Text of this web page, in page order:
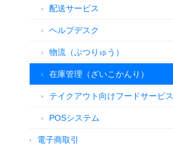
配送サービス
ヘルプデスク
物流（ぶつりゅう）
在庫管理（ざいこかんり）
テイクアウト向けフードサービス
POSシステム
電子商取引